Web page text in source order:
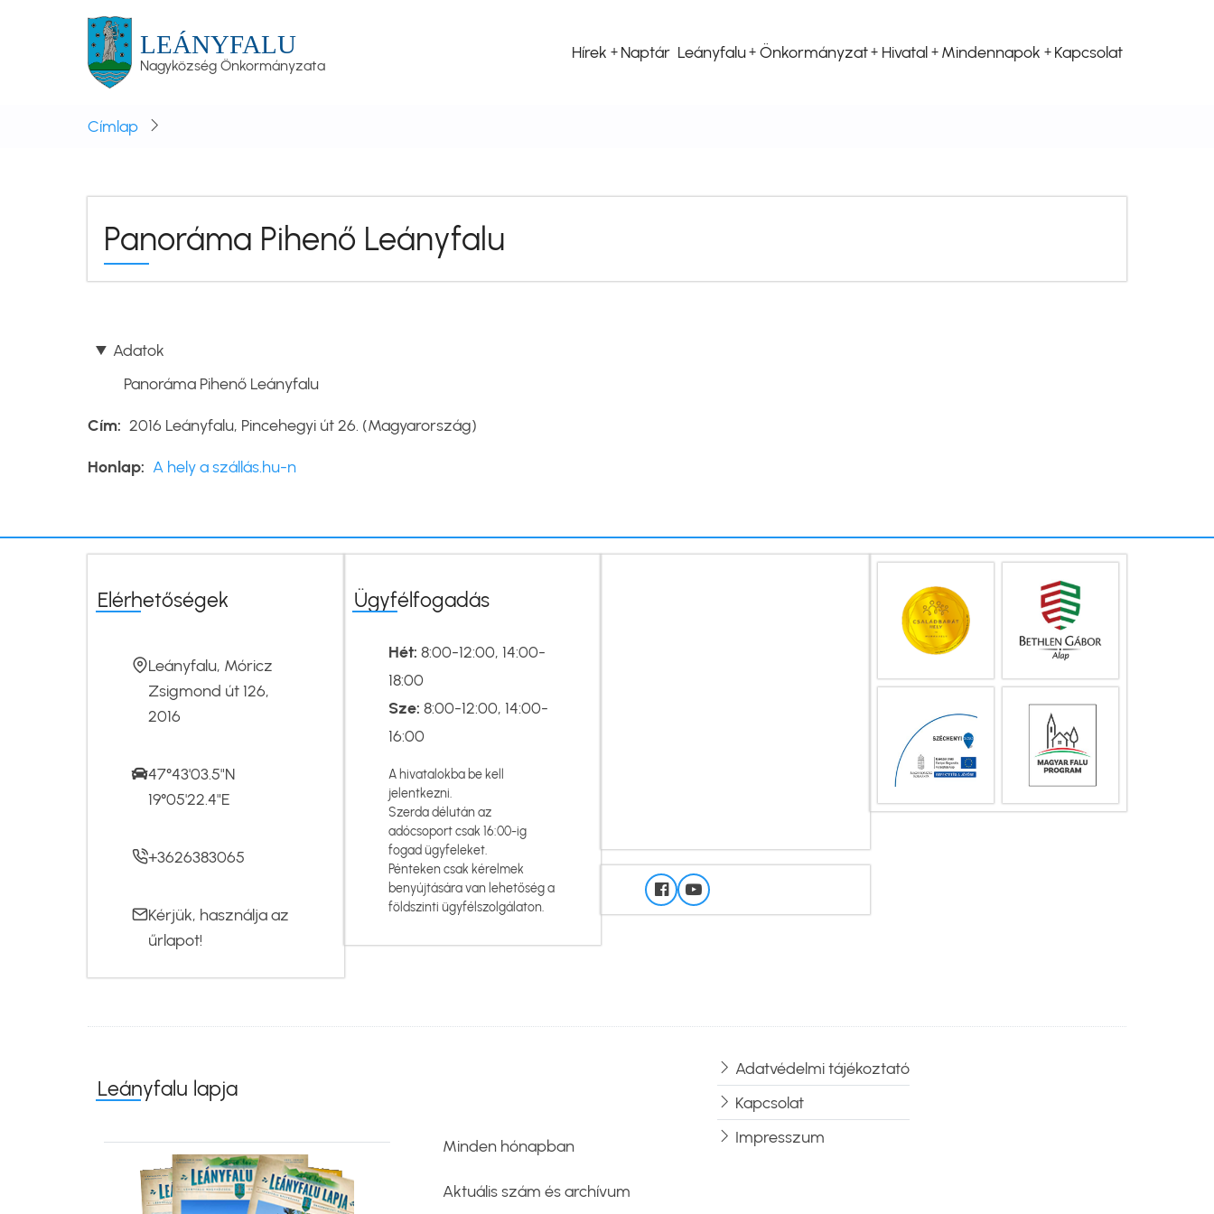
LEÁNYFALU
Nagyközség Önkormányzata
Hírek Naptár Leányfalu Önkormányzat Hivatal Mindennapok Kapcsolat
Címlap
Panoráma Pihenő Leányfalu
Adatok
Panoráma Pihenő Leányfalu
Cím 2016 Leányfalu, Pincehegyi út 26. (Magyarország)
Honlap A hely a szállás.hu-n
Elérhetőségek
Leányfalu, Móricz
Zsigmond út 126,
2016
47°43'03.5"N
19°05'22.4"E
+3626383065
Kérjük, használja az
űrlapot!
Ügyfélfogadás
Hét: 8:00-12:00, 14:00-
18:00
Sze: 8:00-12:00, 14:00-
16:00
A hivatalokba be kell
jelentkezni.
Szerda délután az
adócsoport csak 16:00-ig
fogad ügyfeleket.
Pénteken csak kérelmek
benyújtására van lehetőség a
földszinti ügyfélszolgálaton.
Leányfalu lapja
Minden hónapban
Aktuális szám és archívum
Lábléc
Adatvédelmi tájékoztató
Kapcsolat
Impresszum